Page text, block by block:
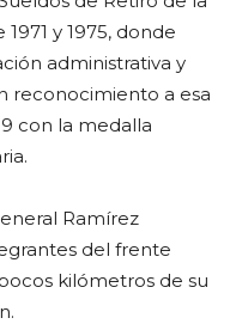
y 1975, donde
administrativa y
reconocimiento a esa
con la medalla
Ramírez
del frente
pocos kilómetros de su